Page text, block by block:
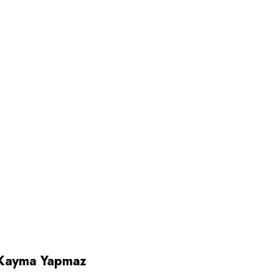
Yapmaz